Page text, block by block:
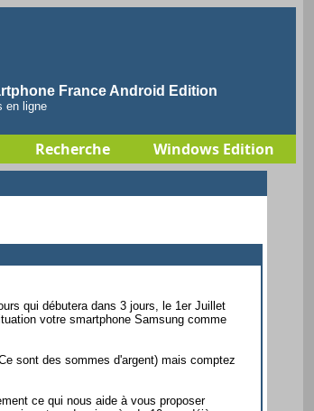
France Android Edition
en ligne
Recherche Windows Edition
qui débutera dans 3 jours, le 1er Juillet
votre smartphone Samsung comme
sont des sommes d'argent) mais comptez
ce qui nous aide à vous proposer